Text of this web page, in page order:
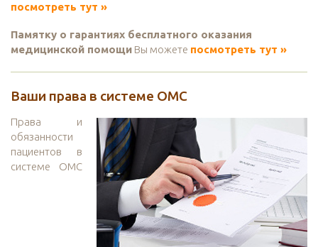
посмотреть тут »
Памятку о гарантиях бесплатного оказания
медицинской помощи Вы можете посмотреть тут »
Ваши права в системе ОМС
Права и
обязанности
пациентов в
системе ОМС